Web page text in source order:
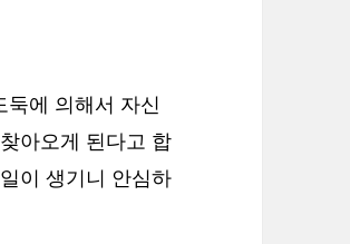
에 의해서 자신
아오게 된다고 합
이 생기니 안심하